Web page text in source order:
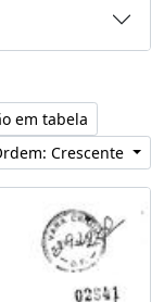
em tabela
Crescente